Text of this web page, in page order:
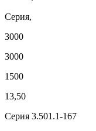
Серия,
3000
3000
1500
13,50
Серия 3.501.1-167